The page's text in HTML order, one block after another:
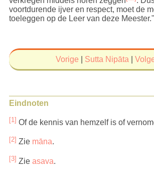
voortdurende ijver en respect, moet de
toeleggen op de Leer van deze Meester."
Vorige Sutta Nipāta
Eindnoten
[1] Of de kennis van hemzelf is of
[2] Zie māna.
[3] Zie asava.